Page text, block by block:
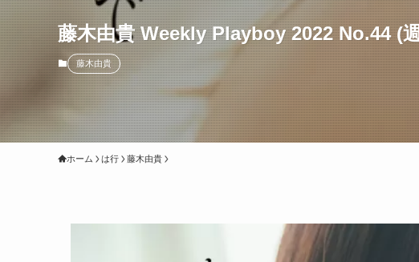
藤木由貴 Weekly Playboy 2022 No.44 (
藤木由貴
ホーム は行 藤木由貴